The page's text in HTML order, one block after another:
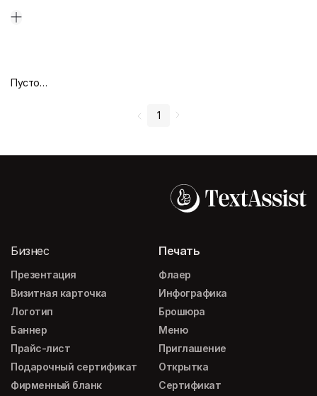
Пустой дизайн-макет
1
Бизнес
Презентация
Визитная карточка
Логотип
Баннер
Прайс-лист
Подарочный сертификат
Фирменный бланк
Печать
Флаер
Инфографика
Брошюра
Меню
Приглашение
Открытка
Сертификат